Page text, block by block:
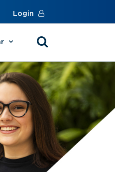
Login